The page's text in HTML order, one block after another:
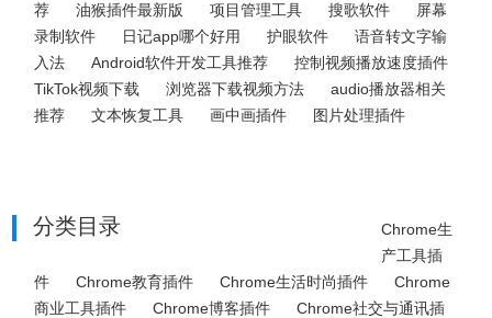
荐
油猴插件最新版 项目管理工具 搜歌软件
屏幕
录制软件
日记app哪个好用 护眼软件
语音转文字输
入法
Android软件开发工具推荐
控制视频播放速度插件
TikTok视频下载
浏览器下载视频方法
audio播放器相关
推荐
文本恢复工具 画中画插件 图片处理插件
分类目录
Chrome生
产工具插
件
Chrome教育插件 Chrome生活时尚插件
Chrome
商业工具插件
Chrome博客插件
Chrome社交与通讯插